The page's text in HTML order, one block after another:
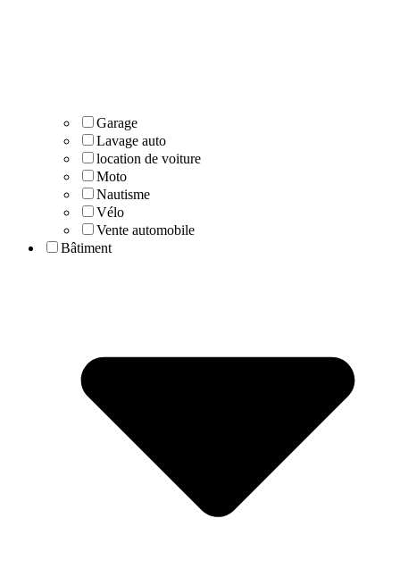
Garage
Lavage auto
location de voiture
Moto
Nautisme
Vélo
Vente automobile
Bâtiment